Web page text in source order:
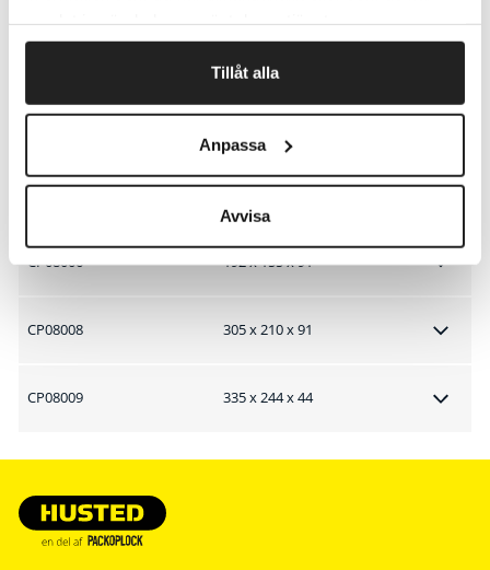
Tillåt alla
Anpassa
Avvisa
Artikelnr. Indermål mm L x B x H
CP08005 240 x 170 x 45
CP08006 192 x 155 x 91
CP08008 305 x 210 x 91
CP08009 335 x 244 x 44